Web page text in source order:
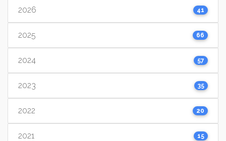
2026 41
2025 66
2024 57
2023 35
2022 20
2021 15